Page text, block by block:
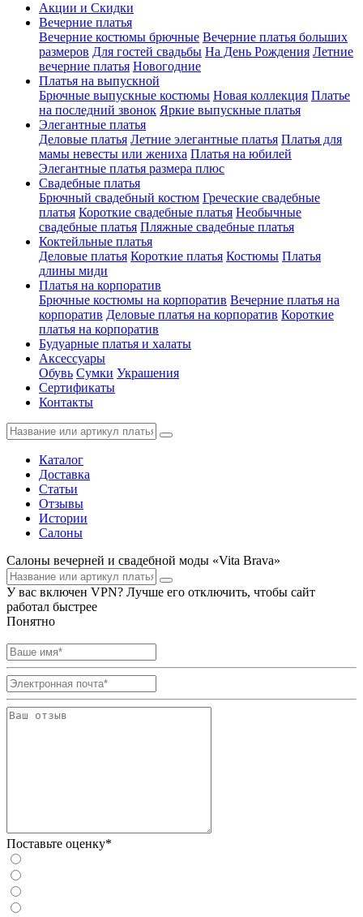
Акции и Скидки
Вечерние платья
Вечерние костюмы брючные Вечерние платья больших
размеров Для гостей свадьбы На День Рождения Летние
вечерние платья Новогодние
Платья на выпускной
Брючные выпускные костюмы Новая коллекция Платье
на последний звонок Яркие выпускные платья
Элегантные платья
Деловые платья Летние элегантные платья Платья для
мамы невесты или жениха Платья на юбилей
Элегантные платья размера плюс
Свадебные платья
Брючный свадебный костюм Греческие свадебные
платья Короткие свадебные платья Необычные
свадебные платья Пляжные свадебные платья
Коктейльные платья
Деловые платья Короткие платья Костюмы Платья
длины миди
Платья на корпоратив
Брючные костюмы на корпоратив Вечерние платья на
корпоратив Деловые платья на корпоратив Короткие
платья на корпоратив
Будуарные платья и халаты
Аксессуары
Обувь Сумки Украшения
Сертификаты
Контакты
Каталог
Доставка
Статьи
Отзывы
Истории
Салоны
Салоны вечерней и свадебной моды «Vita Brava»
У вас включен VPN? Лучше его отключить, чтобы сайт
работал быстрее
Понятно
Поставьте оценку*